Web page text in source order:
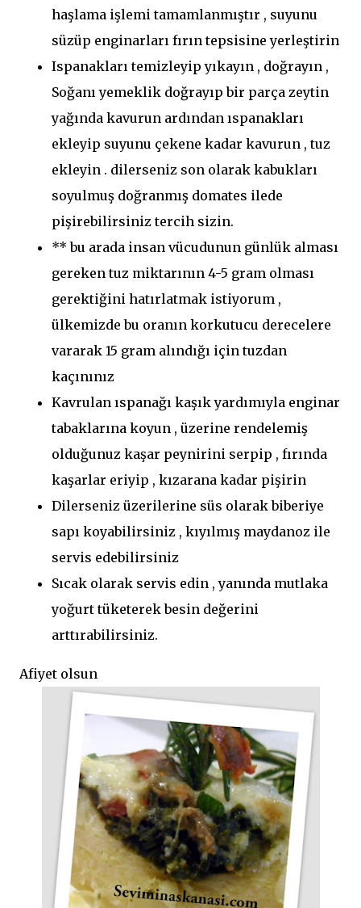
haşlama işlemi tamamlanmıştır , suyunu
süzüp enginarları fırın tepsisine yerleştirin
Ispanakları temizleyip yıkayın , doğrayın ,
Soğanı yemeklik doğrayıp bir parça zeytin
yağında kavurun ardından ıspanakları
ekleyip suyunu çekene kadar kavurun , tuz
ekleyin . dilerseniz son olarak kabukları
soyulmuş doğranmış domates ilede
pişirebilirsiniz tercih sizin.
** bu arada insan vücudunun günlük alması
gereken tuz miktarının 4-5 gram olması
gerektiğini hatırlatmak istiyorum ,
ülkemizde bu oranın korkutucu derecelere
vararak 15 gram alındığı için tuzdan
kaçınınız
Kavrulan ıspanağı kaşık yardımıyla enginar
tabaklarına koyun , üzerine rendelemiş
olduğunuz kaşar peynirini serpip , fırında
kaşarlar eriyip , kızarana kadar pişirin
Dilerseniz üzerilerine süs olarak biberiye
sapı koyabilirsiniz , kıyılmış maydanoz ile
servis edebilirsiniz
Sıcak olarak servis edin , yanında mutlaka
yoğurt tüketerek besin değerini
arttırabilirsiniz.
Afiyet olsun